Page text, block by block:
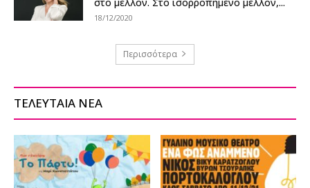
18/12/2020
Περισσότερα
ΤΕΛΕΥΤΑΙΑ ΝΕΑ